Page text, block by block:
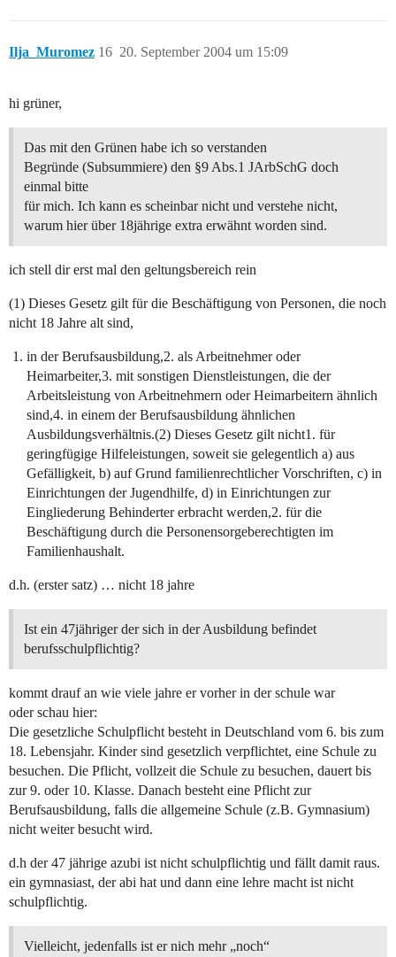
Ilja_Muromez 20. September 2004 um 15:09
16
hi grüner,
Das mit den Grünen habe ich so verstanden
Begründe (Subsummiere) den §9 Abs.1 JArbSchG doch
einmal bitte
für mich. Ich kann es scheinbar nicht und verstehe nicht,
warum hier über 18jährige extra erwähnt worden sind.
ich stell dir erst mal den geltungsbereich rein
(1) Dieses Gesetz gilt für die Beschäftigung von Personen, die noch
nicht 18 Jahre alt sind,
in der Berufsausbildung,2. als Arbeitnehmer oder
Heimarbeiter,3. mit sonstigen Dienstleistungen, die der
Arbeitsleistung von Arbeitnehmern oder Heimarbeitern ähnlich
sind,4. in einem der Berufsausbildung ähnlichen
Ausbildungsverhältnis.(2) Dieses Gesetz gilt nicht1. für
geringfügige Hilfeleistungen, soweit sie gelegentlich a) aus
Gefälligkeit, b) auf Grund familienrechtlicher Vorschriften, c) in
Einrichtungen der Jugendhilfe, d) in Einrichtungen zur
Eingliederung Behinderter erbracht werden,2. für die
Beschäftigung durch die Personensorgeberechtigten im
Familienhaushalt.
d.h. (erster satz) … nicht 18 jahre
Ist ein 47jähriger der sich in der Ausbildung befindet
berufsschulpflichtig?
kommt drauf an wie viele jahre er vorher in der schule war
oder schau hier:
Die gesetzliche Schulpflicht besteht in Deutschland vom 6. bis zum
18. Lebensjahr. Kinder sind gesetzlich verpflichtet, eine Schule zu
besuchen. Die Pflicht, vollzeit die Schule zu besuchen, dauert bis
zur 9. oder 10. Klasse. Danach besteht eine Pflicht zur
Berufsausbildung, falls die allgemeine Schule (z.B. Gymnasium)
nicht weiter besucht wird.
d.h der 47 jährige azubi ist nicht schulpflichtig und fällt damit raus.
ein gymnasiast, der abi hat und dann eine lehre macht ist nicht
schulpflichtig.
Vielleicht, jedenfalls ist er nich mehr „noch“